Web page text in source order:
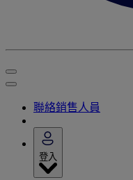
聯絡銷售人員
登入